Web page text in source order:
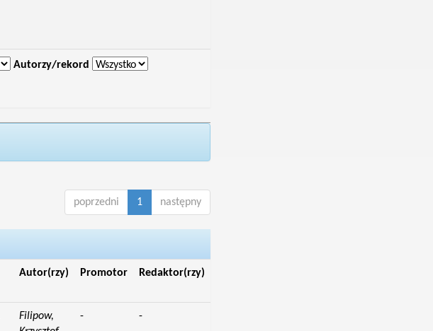
Autorzy/rekord
poprzedni 1 następny
Autor(rzy) Promotor Redaktor(rzy)
Filipow,
- -